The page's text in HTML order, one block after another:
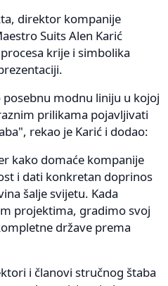
direktor kompanije
Suits Alen Karić
krije i simbolika
modnu liniju u kojoj
prilikama pojavljivati
rekao je Karić i dodao:
kako domaće kompanije
i dati konkretan doprinos
šalje svijetu. Kada
projektima, gradimo svoj
države prema
i članovi stručnog štaba